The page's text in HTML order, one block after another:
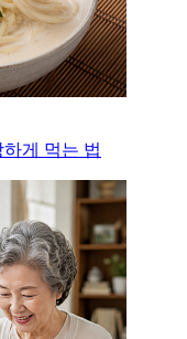
게 먹는 법